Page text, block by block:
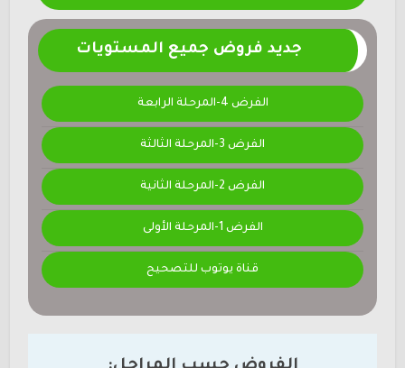
الفرض 4-المرحلة الرابعة
الفرض 3-المرحلة الثالثة
الفرض 2-المرحلة الثانية
الفرض 1-المرحلة الأولى
قناة يوتوب للتصحيح
الفروض حسب المراحل: